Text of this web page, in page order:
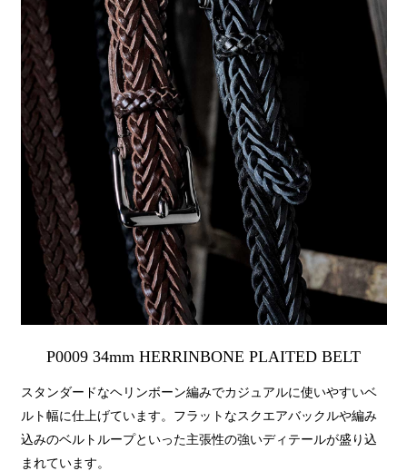
P0009 34mm HERRINBONE PLAITED BELT
スタンダードなヘリンボーン編みでカジュアルに使いやすいベ
ルト幅に仕上げています。フラットなスクエアバックルや編み
込みのベルトループといった主張性の強いディテールが盛り込
まれています。